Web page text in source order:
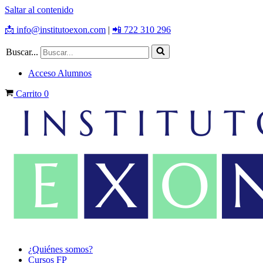
Saltar al contenido
📩 info@institutoexon.com | 📲 722 310 296
Buscar...
Acceso Alumnos
Carrito 0
¿Quiénes somos?
Cursos FP